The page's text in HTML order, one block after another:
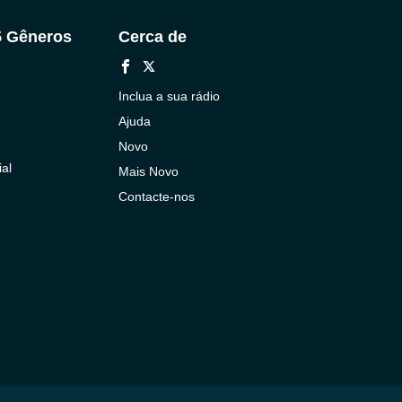
Gêneros Cerca de
Inclua a sua rádio
Ajuda
Novo
Mais Novo
Contacte-nos